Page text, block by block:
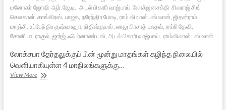
மனோகர் ஜோஷி ஆர்.ஜே.டி. அடல் பிகாரி வாஜ்பாய் லோக்ஜனசக்தி சிவராஜ் சிங்
சௌகான் காங்கிரஸ், பாஜக, நரேந்திர மோடி, ராம் விலாஸ் பஸ்வான், ஜிதன்ராம்
மாஞ்சி, உப்பேந்திர குஷ்வாஹா, நிதிஷ்குமார், லாலு பிரசாத் யாதவ், ராப்ரி தேவி,
சோனியா, ராகுல், ஜார்ஜ் ஃபெர்னாண்டஸ், அடல் பிகாரி வாஜ்பாய், ராம்விலாஸ் பஸ்வான்
லோக்சபா தேர்தலுக்குப் பின் மூன்று மாதங்கள் கழிந்த நிலையில்
வெளியாகியுள்ள 4 மாநிலங்களுக்கு…
View Moreஇடைத்தேர்தல்